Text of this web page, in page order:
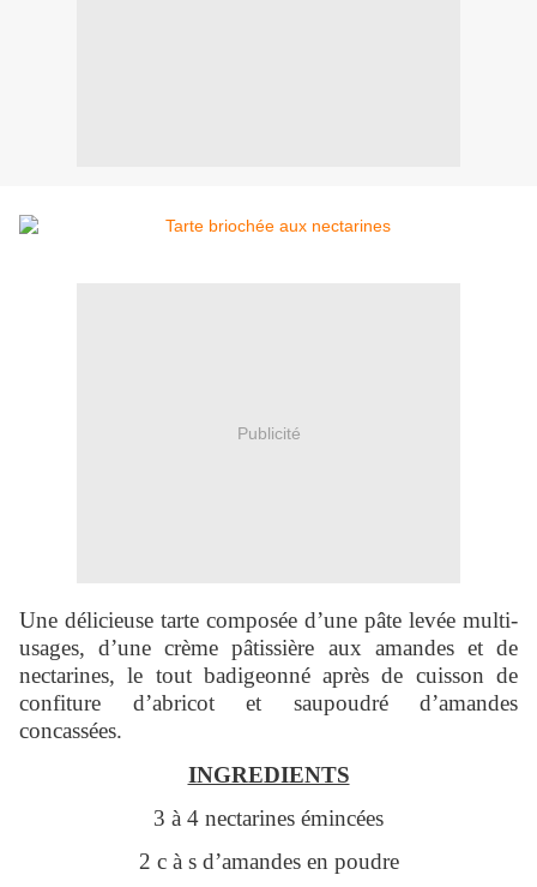
Publicité
Une délicieuse tarte composée d’une pâte levée multi-
usages, d’une crème pâtissière aux amandes et de
nectarines, le tout badigeonné après de cuisson de
confiture d’abricot et saupoudré d’amandes
concassées.
INGREDIENTS
3 à 4 nectarines émincées
2 c à s d’amandes en poudre